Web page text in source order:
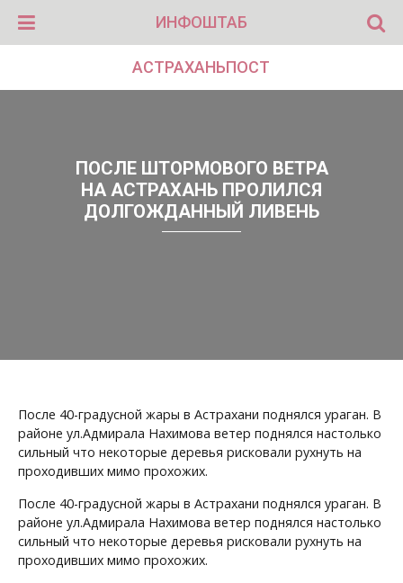
ИНФОШТАБ
АСТРАХАНЬПОСТ
ПОСЛЕ ШТОРМОВОГО ВЕТРА
НА АСТРАХАНЬ ПРОЛИЛСЯ
ДОЛГОЖДАННЫЙ ЛИВЕНЬ
После 40-градусной жары в Астрахани поднялся ураган. В
районе ул.Адмирала Нахимова ветер поднялся настолько
сильный что некоторые деревья рисковали рухнуть на
проходивших мимо прохожих.
После 40-градусной жары в Астрахани поднялся ураган. В
районе ул.Адмирала Нахимова ветер поднялся настолько
сильный что некоторые деревья рисковали рухнуть на
проходивших мимо прохожих.